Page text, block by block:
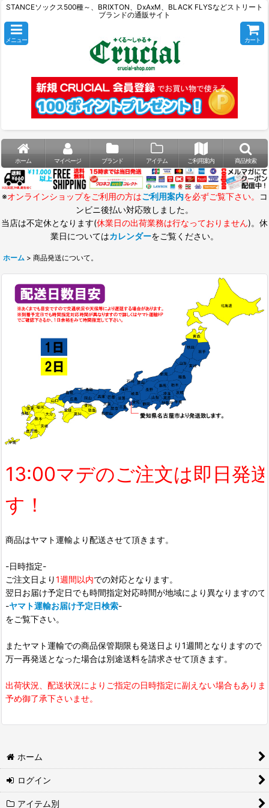
STANCEソックス500種～、BRIXTON、DxAxM、BLACK FLYSなどストリート
ブランドの通販サイト
メニュー カート
ホーム マイページ ブランド アイテム ご利用案内 商品検索
※オンラインショップをご利用の方はご利用案内を必ずご覧下さい。
コ
ンビニ後払い対応致しました。
当店は不定休となります(休業日の出荷業務は行なっておりません)。休
業日についてはカレンダーをご覧ください。
ホーム > 商品発送について。
13:00マデのご注文は即日発
す！
商品はヤマト運輸より配送させて頂きます。
-日時指定-
ご注文日より1週間以内での対応となります。
翌日お届け予定日でも時間指定対応時間が地域により異なりますので
-ヤマト運輸お届け予定日検索-
をご覧下さい。
またヤマト運輸での商品保管期限も発送日より1週間となりますので
万一再発送となった場合は別途送料を請求させて頂きます。
出荷状況、配送状況によりご指定の日時指定に副えない場合もありま
予め御了承下さいませ。
ホーム
ログイン
アイテム別